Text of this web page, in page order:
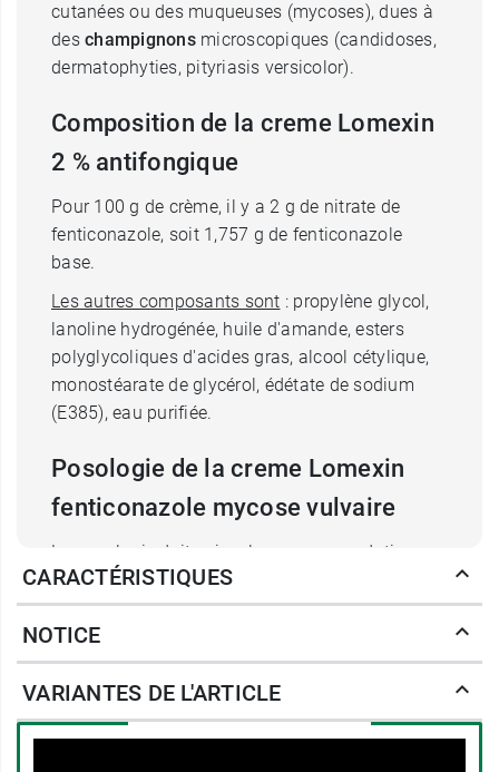
cutanées ou des muqueuses (mycoses), dues à
des champignonsmicroscopiques (candidoses,
dermatophyties, pityriasis versicolor).
Composition de la creme Lomexin
2 % antifongique
Pour 100 g de crème, il y a 2 g de nitrate de
fenticonazole, soit 1,757 g de fenticonazole
base.
Les autres composants sont : propylène glycol,
lanoline hydrogénée, huile d'amande, esters
polyglycoliques d'acides gras, alcool cétylique,
monostéarate de glycérol, édétate de sodium
(E385), eau purifiée.
Posologie de la creme Lomexin
fenticonazole mycose vulvaire
La posologie doit suivre les recommandations
du médecin. La crème est à appliquer 1 fois par
jour localement selon le type demycose.
La toilette intime doit se faire à l'aide d'un savon
à pH alcalin ou neutre en cas d'infections
candidoses.
CARACTÉRISTIQUES
NOTICE
VARIANTES DE L'ARTICLE